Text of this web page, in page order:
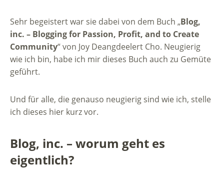
Sehr begeistert war sie dabei von dem Buch „Blog,
inc. – Blogging for Passion, Profit, and to Create
Community“ von Joy Deangdeelert Cho. Neugierig
wie ich bin, habe ich mir dieses Buch auch zu Gemüte
geführt.
Und für alle, die genauso neugierig sind wie ich, stelle
ich dieses hier kurz vor.
Blog, inc. – worum geht es
eigentlich?